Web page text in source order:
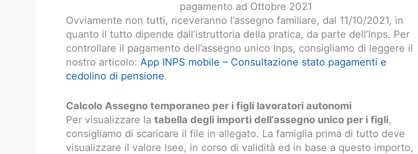
pagamento ad Ottobre 2021
Ovviamente non tutti, riceveranno l’assegno familiare, dal 11/10/2021, in
quanto il tutto dipende dall’istruttoria della pratica, da parte dell’Inps. Per
controllare il pagamento dell’assegno unico Inps, consigliamo di leggere il
nostro articolo: App INPS mobile – Consultazione stato pagamenti e
cedolino di pensione.
Calcolo Assegno temporaneo per i figli lavoratori autonomi
Per visualizzare la tabella degli importi dell’assegno unico per i figli,
consigliamo di scaricare il file in allegato. La famiglia prima di tutto deve
visualizzare il valore Isee, in corso di validità ed in base a questo importo,